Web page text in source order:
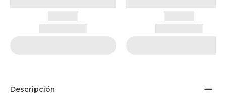
Descripción